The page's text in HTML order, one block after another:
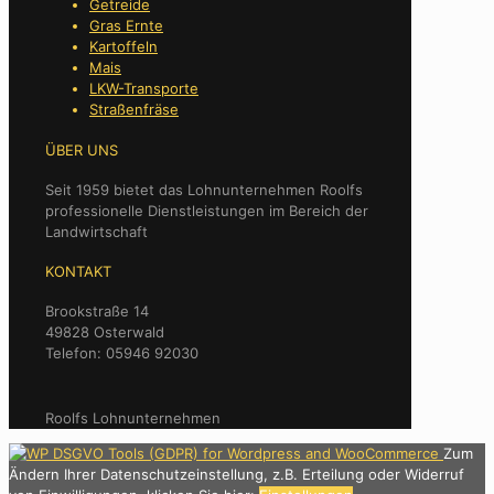
Getreide
Gras Ernte
Kartoffeln
Mais
LKW-Transporte
Straßenfräse
ÜBER UNS
Seit 1959 bietet das Lohnunternehmen Roolfs
professionelle Dienstleistungen im Bereich der
Landwirtschaft
KONTAKT
Brookstraße 14
49828 Osterwald
Telefon: 05946 92030
Roolfs Lohnunternehmen
Zum
Ändern Ihrer Datenschutzeinstellung, z.B. Erteilung oder Widerruf